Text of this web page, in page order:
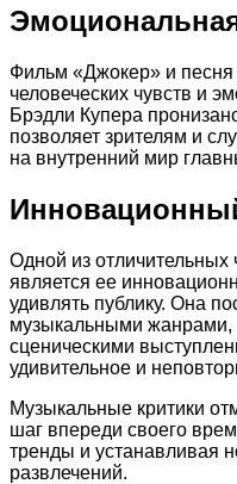
Фильм «Джокер» и
человеческих чувств и
Брэдли Купера
позволяет зрителям и
на внутренний мир
Одной из отличительных
является ее
удивлять публику. Она
музыкальными
сценическими
удивительное и
Музыкальные критики
шаг впереди своего
тренды и устанавливая
развлечений.